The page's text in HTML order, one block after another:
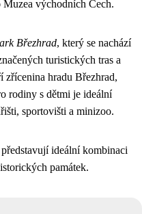
Muzea východních Čech.
Březhrad, který se nachází
turistických tras a
zřícenina hradu Březhrad,
rodiny s dětmi je ideální
sportovišti a minizoo.
ideální kombinaci
památek.